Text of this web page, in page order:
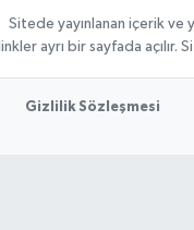
Sitede yayınlanan içerik ve
linkler ayrı bir sayfada
Gizlilik Sözleşmesi